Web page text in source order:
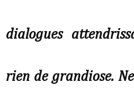
dialogues
rien de grandiose.